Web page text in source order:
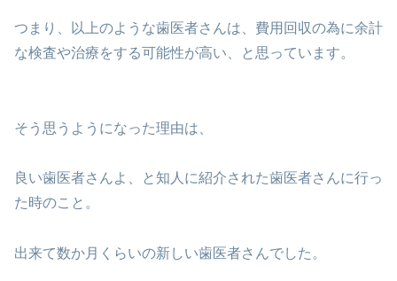
つまり、以上のような歯医者さんは、費用回収の為に余計
な検査や治療をする可能性が高い、と思っています。
そう思うようになった理由は、
良い歯医者さんよ、と知人に紹介された歯医者さんに行っ
た時のこと。
出来て数か月くらいの新しい歯医者さんでした。